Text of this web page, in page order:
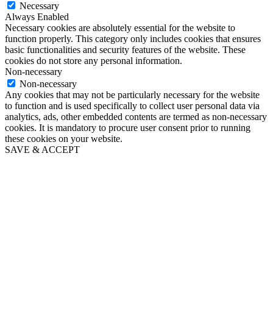
Necessary
Always Enabled
Necessary cookies are absolutely essential for the website to
function properly. This category only includes cookies that ensures
basic functionalities and security features of the website. These
cookies do not store any personal information.
Non-necessary
Non-necessary
Any cookies that may not be particularly necessary for the website
to function and is used specifically to collect user personal data via
analytics, ads, other embedded contents are termed as non-necessary
cookies. It is mandatory to procure user consent prior to running
these cookies on your website.
SAVE & ACCEPT